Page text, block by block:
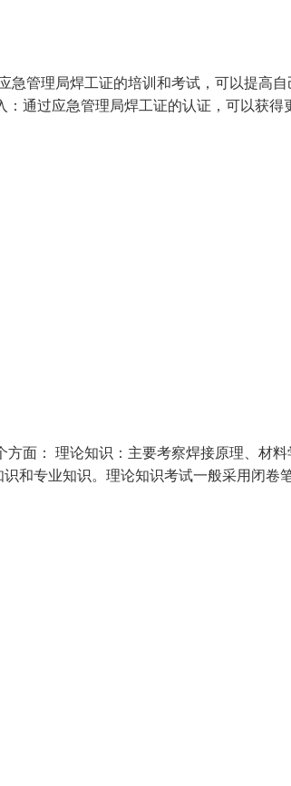
急管理局焊工证的培训和考试，可以提高
通过应急管理局焊工证的认证，可以获得
面： 理论知识：主要考察焊接原理、材
和专业知识。理论知识考试一般采用闭卷